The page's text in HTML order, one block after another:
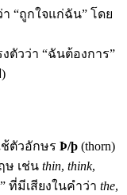
“ถูกใจแก่ฉัน” โดย
ตัวว่า “ฉันต้องการ”
ช้ตัวอักษร Þ/þ (thorn)
ษ เช่น thin, think,
ที่มีเสียงในคำว่า the,